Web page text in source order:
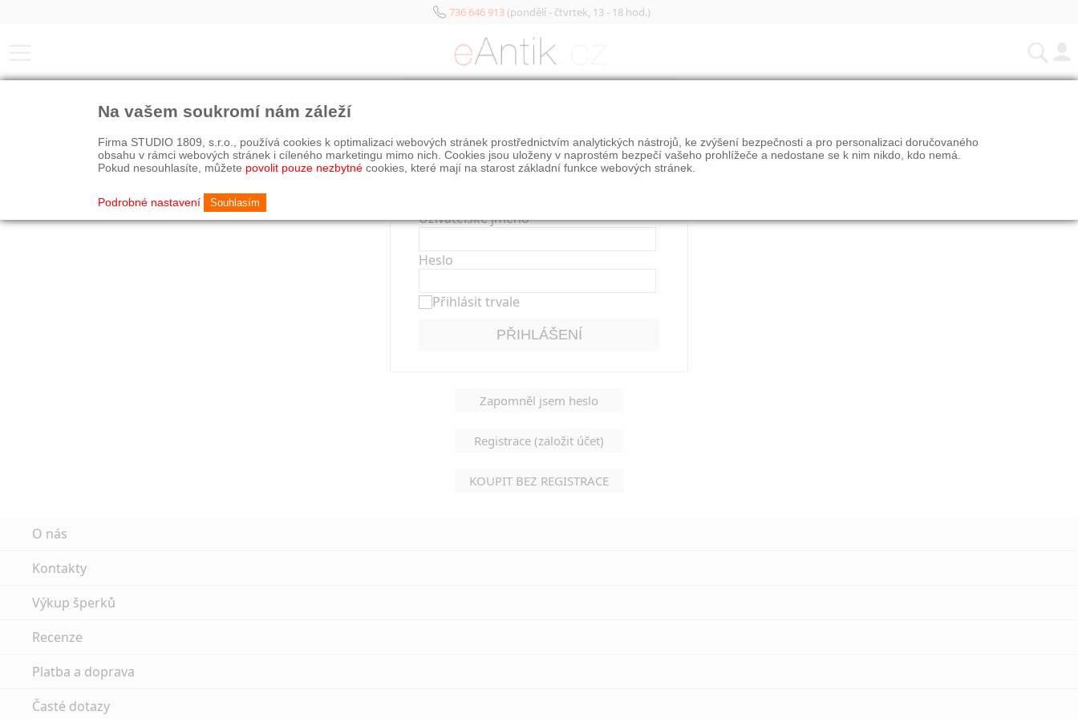
736 646 913(pondělí - čtvrtek, 13 - 18 hod.)
Přihlášení
Uživatelské jméno
Heslo
Přihlásit trvale
PŘIHLÁŠENÍ
Zapomněl jsem heslo
Registrace (založit účet)
KOUPIT BEZ REGISTRACE
O nás
Kontakty
Výkup šperků
Recenze
Platba a doprava
Časté dotazy
Na vašem soukromí nám záleží
Firma STUDIO 1809, s.r.o., používá cookies k optimalizaci webových stránek prostřednictvím analytických nástrojů, ke zvýšení bezpečnosti a pro personalizaci doručovaného
obsahu v rámci webových stránek i cíleného marketingu mimo nich. Cookies jsou uloženy v naprostém bezpečí vašeho prohlížeče a nedostane se k nim nikdo, kdo nemá.
Pokud nesouhlasíte, můžete povolit pouze nezbytné cookies, které mají na starost základní funkce webových stránek.
Podrobné nastavení Souhlasím